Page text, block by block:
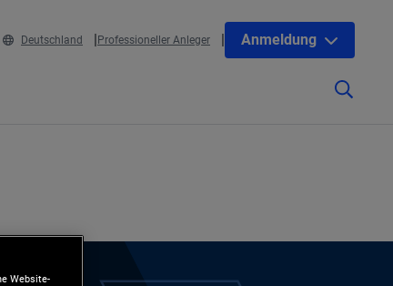
Deutschland Professioneller Anleger Anmeldung
Website-